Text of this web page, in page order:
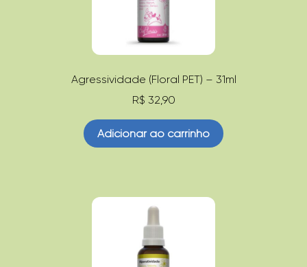
Agressividade (Floral PET) – 31ml
R$ 32,90
Adicionar ao carrinho